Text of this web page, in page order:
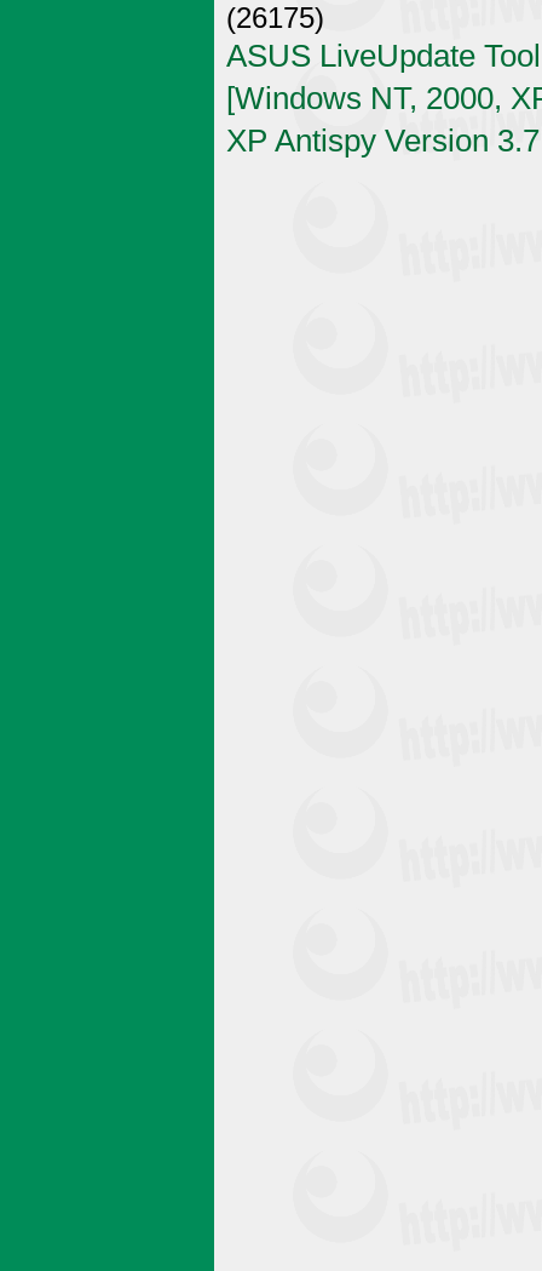
(26175)
ASUS LiveUpdate
[Windows NT, 2000,
XP Antispy Version